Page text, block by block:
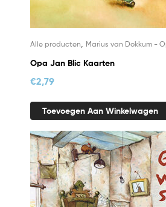
Alle producten Marius van Dokkum -
Opa Jan Blic Kaarten
€2,79
Toevoegen Aan Winkelwagen